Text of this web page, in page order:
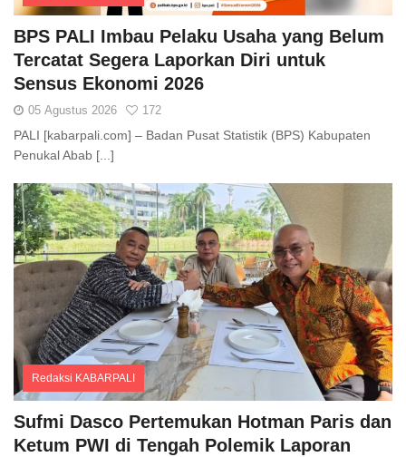
Comments
BPS PALI Imbau Pelaku Usaha yang Belum
Tercatat Segera Laporkan Diri untuk
Sensus Ekonomi 2026
05 Agustus 2026 172
PALI [kabarpali.com] – Badan Pusat Statistik (BPS) Kabupaten
Penukal Abab [...]
Redaksi KABARPALI
Sufmi Dasco Pertemukan Hotman Paris dan
Ketum PWI di Tengah Polemik Laporan